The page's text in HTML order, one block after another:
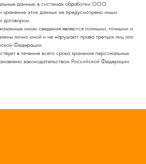
данные, в системах обработки ООО
этих данных не предусмотрено иным
договором.
мною сведения являются полными, точными и
лично мной и не нарушают права третьих лиц или
Федерации.
в течение всего срока хранения персональных
законодательством Российской Федерации.